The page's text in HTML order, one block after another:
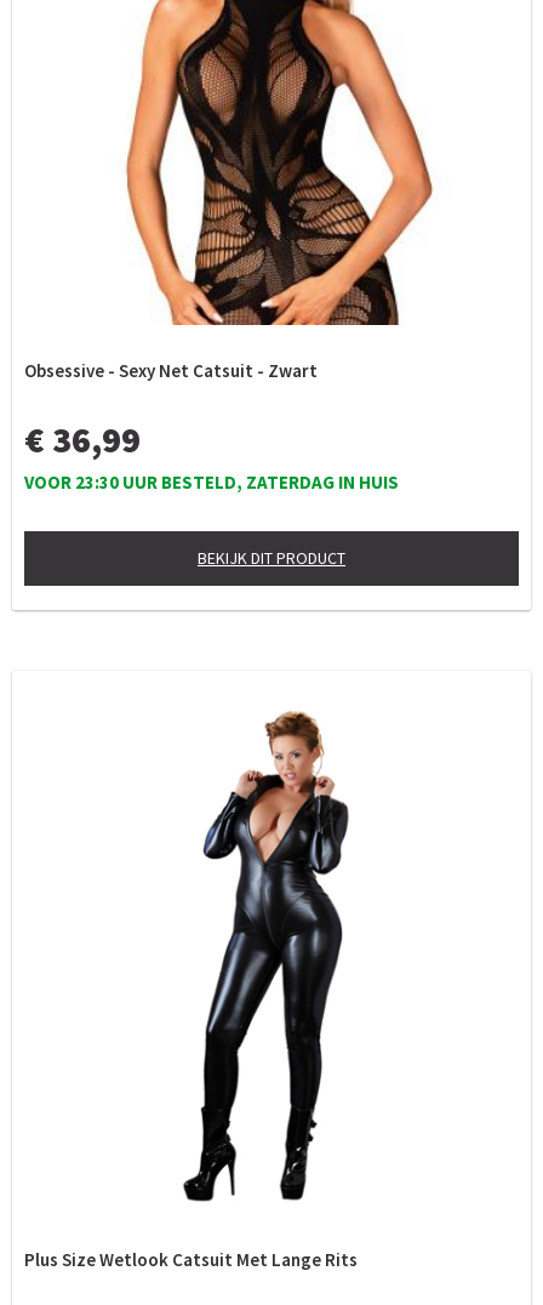
Obsessive - Sexy Net Catsuit - Zwart
€ 36,99
VOOR 23:30 UUR BESTELD, ZATERDAG IN HUIS
BEKIJK DIT PRODUCT
Plus Size Wetlook Catsuit Met Lange Rits